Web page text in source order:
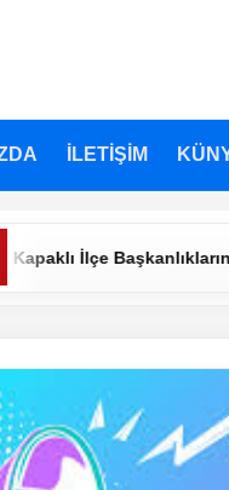
İLETİŞİM
Başkanlıklarına Yeni